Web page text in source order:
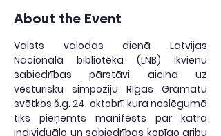
About the Event
Valsts valodas dienā Latvijas
Nacionālā bibliotēka (LNB) ikvienu
sabiedrības pārstāvi aicina uz
vēsturisku simpoziju Rīgas Grāmatu
svētkos š.g. 24. oktobrī, kura noslēgumā
tiks pieņemts manifests par katra
individuālo un sabiedrības kopīgo gribu